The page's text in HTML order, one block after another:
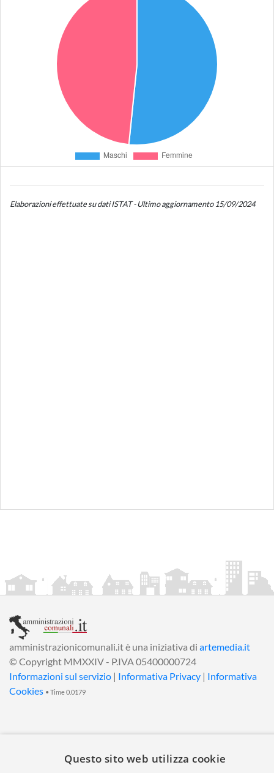
Elaborazioni effettuate su dati ISTAT - Ultimo aggiornamento 15/09/2024
amministrazionicomunali.it è una iniziativa di artemedia.it
© Copyright MMXXIV - P.IVA 05400000724
Informazioni sul servizio | Informativa Privacy | Informativa
Cookies • Time 0.0179
Questo sito web utilizza cookie